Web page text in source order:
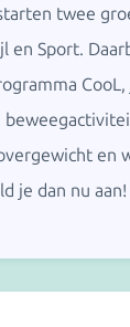
twee
en Sport.
CooL,
en
je dan nu aan!